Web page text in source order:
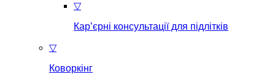
▽
Кар’єрні консультації для підлітків
▽
Коворкінг